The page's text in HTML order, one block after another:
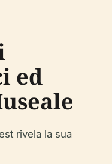
ed
rivela la sua